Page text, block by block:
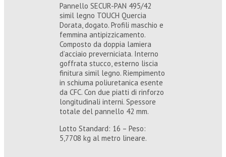
Pannello SECUR-PAN 495/42
simil legno TOUCH Quercia
Dorata, dogato. Profili maschio e
femmina antipizzicamento.
Composto da doppia lamiera
d’acciaio preverniciata. Interno
goffrata stucco, esterno liscia
finitura simil legno. Riempimento
in schiuma poliuretanica esente
da CFC. Con due piatti di rinforzo
longitudinali interni. Spessore
totale del pannello 42 mm.
Lotto Standard: 16 – Peso:
5,7708 kg al metro lineare.